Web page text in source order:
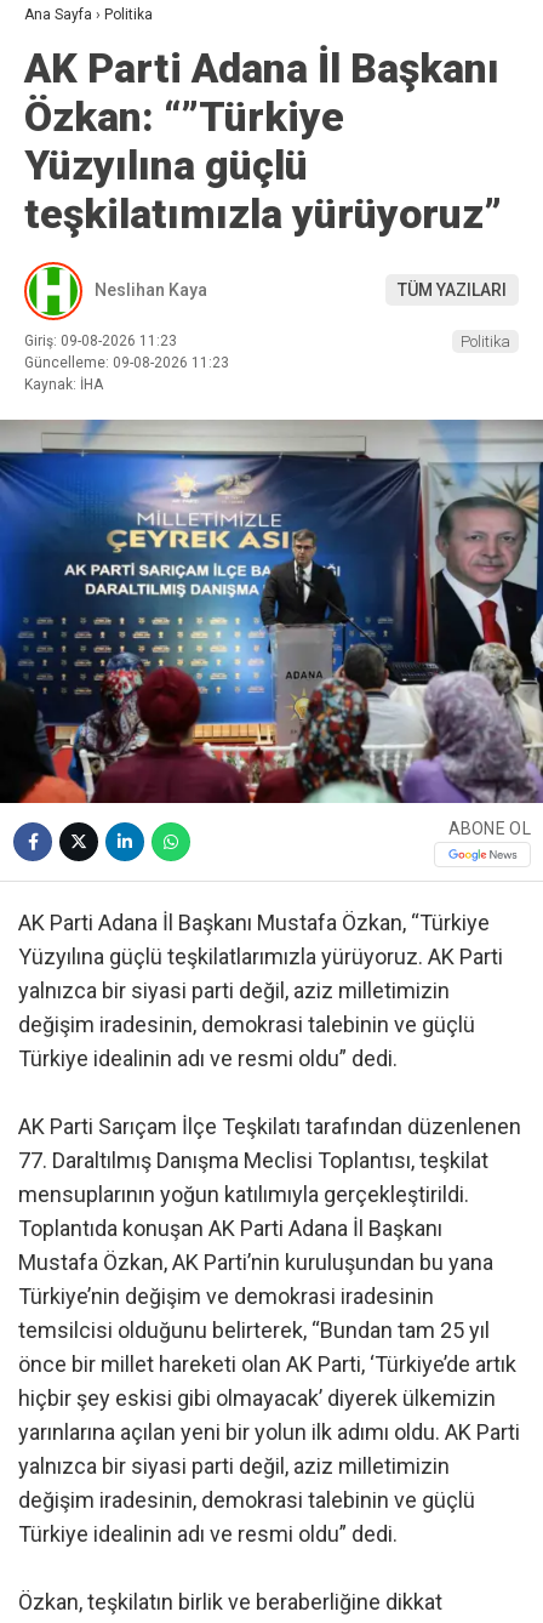
Ana Sayfa › Politika
AK Parti Adana İl Başkanı
Özkan: “”Türkiye
Yüzyılına güçlü
teşkilatımızla yürüyoruz”
Neslihan Kaya TÜM YAZILARI
Giriş: 09-08-2026 11:23
Güncelleme: 09-08-2026 11:23
Kaynak: İHA
Politika
ABONE OL
AK Parti Adana İl Başkanı Mustafa Özkan, “Türkiye
Yüzyılına güçlü teşkilatlarımızla yürüyoruz. AK Parti
yalnızca bir siyasi parti değil, aziz milletimizin
değişim iradesinin, demokrasi talebinin ve güçlü
Türkiye idealinin adı ve resmi oldu” dedi.
AK Parti Sarıçam İlçe Teşkilatı tarafından düzenlenen
77. Daraltılmış Danışma Meclisi Toplantısı, teşkilat
mensuplarının yoğun katılımıyla gerçekleştirildi.
Toplantıda konuşan AK Parti Adana İl Başkanı
Mustafa Özkan, AK Parti’nin kuruluşundan bu yana
Türkiye’nin değişim ve demokrasi iradesinin
temsilcisi olduğunu belirterek, “Bundan tam 25 yıl
önce bir millet hareketi olan AK Parti, ‘Türkiye’de artık
hiçbir şey eskisi gibi olmayacak’ diyerek ülkemizin
yarınlarına açılan yeni bir yolun ilk adımı oldu. AK Parti
yalnızca bir siyasi parti değil, aziz milletimizin
değişim iradesinin, demokrasi talebinin ve güçlü
Türkiye idealinin adı ve resmi oldu” dedi.
Özkan, teşkilatın birlik ve beraberliğine dikkat